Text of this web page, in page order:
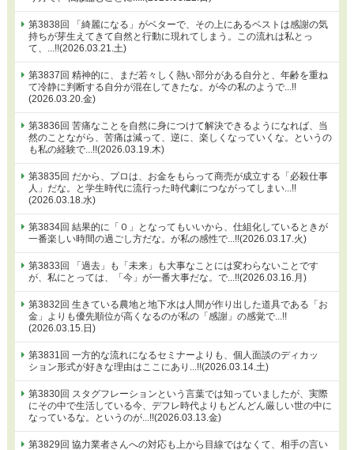
第3838回 「綺麗になる」がベターで、その上にあるベストは感謝の気
持ちが芽生えてきて自然と行動に現れてしまう。この流れは私とっ
て、...!!(2026.03.21.土)
第3837回 精神的に、まだ若々しく熱い部分がある自分と、年齢を重ね
て冷静に判断する自分が混在してきたな。が今の私のようで...!!
(2026.03.20.金)
第3836回 苦痛なことを自然に身につけて解決できるようになれば、当
然のことながら、苦痛は減って、逆に、楽しくなっていくな。というの
も私の経験で...!!(2026.03.19.木)
第3835回 だから、プロは、お金をもらって商売が成立する「必殺仕事
人」だな。と学生時代に流行った時代劇につながってしまい...!!
(2026.03.18.水)
第3834回 結果的に「０」となってもいいから、仕組化しているときが
一番楽しい時間の過ごし方だな。が私の感性で...!!(2026.03.17.火)
第3833回 「過去」も「未来」も大事なことには変わらないことです
が、私にとっては、「今」が一番大事だな。で...!!(2026.03.16.月)
第3832回 生きている農地と地下水は人間が作り出した道具である「お
金」よりも優先順位が高くなるのが私の「感謝」の感覚で...!!
(2026.03.15.日)
第3831回 一方的な流れになるセミナーよりも、個人面談のディカッ
ション形式が好きな理由はここにあり...!!(2026.03.14.土)
第3830回 スタグフレーションという言葉では知っていましたが、実際
にその中で生活している今、デフレ時代よりもどんどん厳しい世の中に
なっているな。というのが...!!(2026.03.13.金)
第3829回 協力業者さんへの対応も上から目線ではなくて、相手の言い